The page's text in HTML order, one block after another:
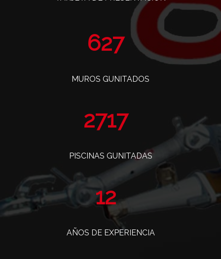
763
MUROS GUNITADOS
3309
PISCINAS GUNITADAS
14
AÑOS DE EXPERIENCIA